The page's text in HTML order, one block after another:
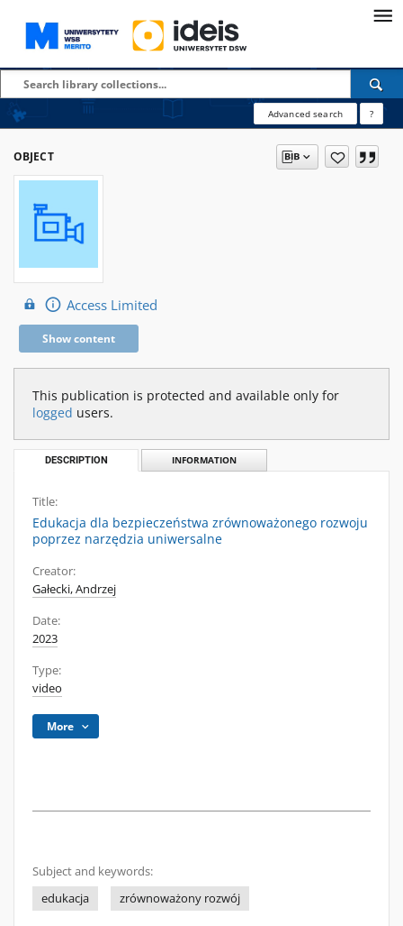
Advanced search ?
OBJECT
Access Limited
Show content
This publication is protected and available only for
logged users.
DESCRIPTION INFORMATION
Title:
Edukacja dla bezpieczeństwa zrównoważonego rozwoju
poprzez narzędzia uniwersalne
Creator:
Gałecki, Andrzej
Date:
2023
Type:
video
More
Subject and keywords:
edukacja
zrównoważony rozwój